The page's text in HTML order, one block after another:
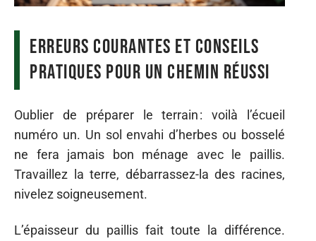
Erreurs courantes et conseils
pratiques pour un chemin réussi
Oublier de préparer le terrain : voilà l’écueil
numéro un. Un sol envahi d’herbes ou bosselé
ne fera jamais bon ménage avec le paillis.
Travaillez la terre, débarrassez-la des racines,
nivelez soigneusement.
L’épaisseur du paillis fait toute la différence.